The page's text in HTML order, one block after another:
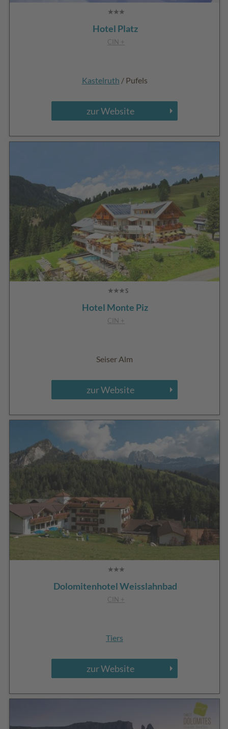
Hotel Platz
CIN +
Kastelruth / Pufels
zur Website
Hotel Monte Piz
CIN +
Seiser Alm
zur Website
Dolomitenhotel Weisslahnbad
CIN +
Tiers
zur Website